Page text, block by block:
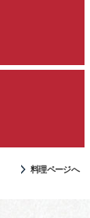
料理ページへ